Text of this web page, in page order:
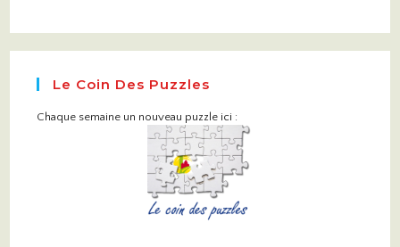
Le Coin Des Puzzles
Chaque semaine un nouveau puzzle ici :